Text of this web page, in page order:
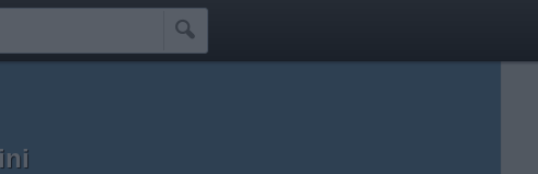
